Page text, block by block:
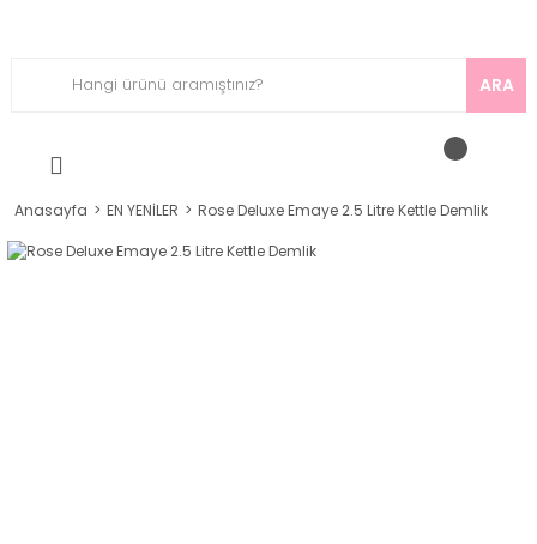
ARA
Anasayfa EN YENİLER Rose Deluxe Emaye 2.5 Litre Kettle Demlik